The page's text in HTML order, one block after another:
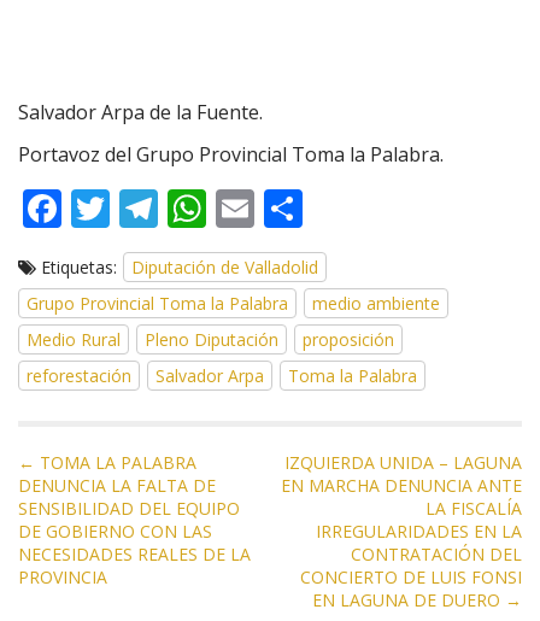
Salvador Arpa de la Fuente.
Portavoz del Grupo Provincial Toma la Palabra.
F
e
b
o
o
T
w
itt
er
T
el
e
gr
a
m
W
h
at
s
A
p
E
m
ai
l
o
m
p
ar
ti
Etiquetas:
Diputación de Valladolid
Grupo Provincial Toma la Palabra
medio ambiente
Medio Rural
Pleno Diputación
proposición
reforestación
Salvador Arpa Toma la Palabra
N
a
v
e
g
← TOMA LA PALABRA
DENUNCIA LA FALTA DE
SENSIBILIDAD DEL EQUIPO
DE GOBIERNO CON LAS
NECESIDADES REALES DE LA
PROVINCIA
IZQUIERDA UNIDA – LAGUNA
EN MARCHA DENUNCIA ANTE
LA FISCALÍA
IRREGULARIDADES EN LA
CONTRATACIÓN DEL
CONCIERTO DE LUIS FONSI
EN LAGUNA DE DUERO →